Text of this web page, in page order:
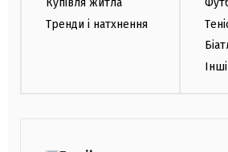
Тренди і натхнення